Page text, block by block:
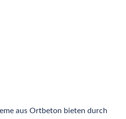
aus Ortbeton bieten durch